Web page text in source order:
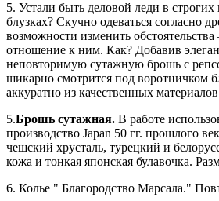
5. Устали быть деловой леди в
блузках? Скучно одеваться согласно
возможности изменить
отношение к ним. Как? Добавив
неповторимую сутажную брошь с
шикарно смотрится под воротничком
аккуратно из качественных
5.Брошь сутажная. В работе
производство Japan 50 гг. прошлого
чешский хрусталь, турецкий и
кожа и тонкая японская булавочка.
6. Колье " Благородство Марсала."